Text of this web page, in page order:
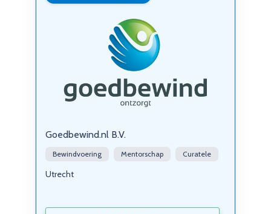
Goedbewind.nl B.V.
Bewindvoering Mentorschap Curatele
Utrecht